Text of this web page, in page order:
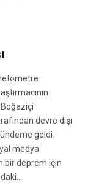
devre dışı
geldi.
medya
bir deprem için